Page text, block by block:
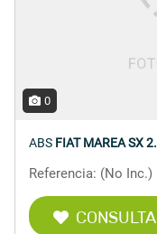
0
ABS FIAT MAREA SX
Referencia: (No Inc.)